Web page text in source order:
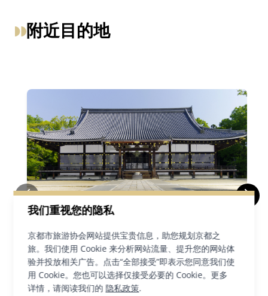
我们重视您的隐私
京都市旅游协会网站提供宝贵信息，助您规划京都之
旅。我们使用 Cookie 来分析网站流量、提升您的网站体
验并投放相关广告。点击“全部接受”即表示您同意我们使
用 Cookie。您也可以选择仅接受必要的 Cookie。更多
详情，请阅读我们的隐私政策.
附近目的地
仁和寺
寺庙和神社 衣笠＆北野